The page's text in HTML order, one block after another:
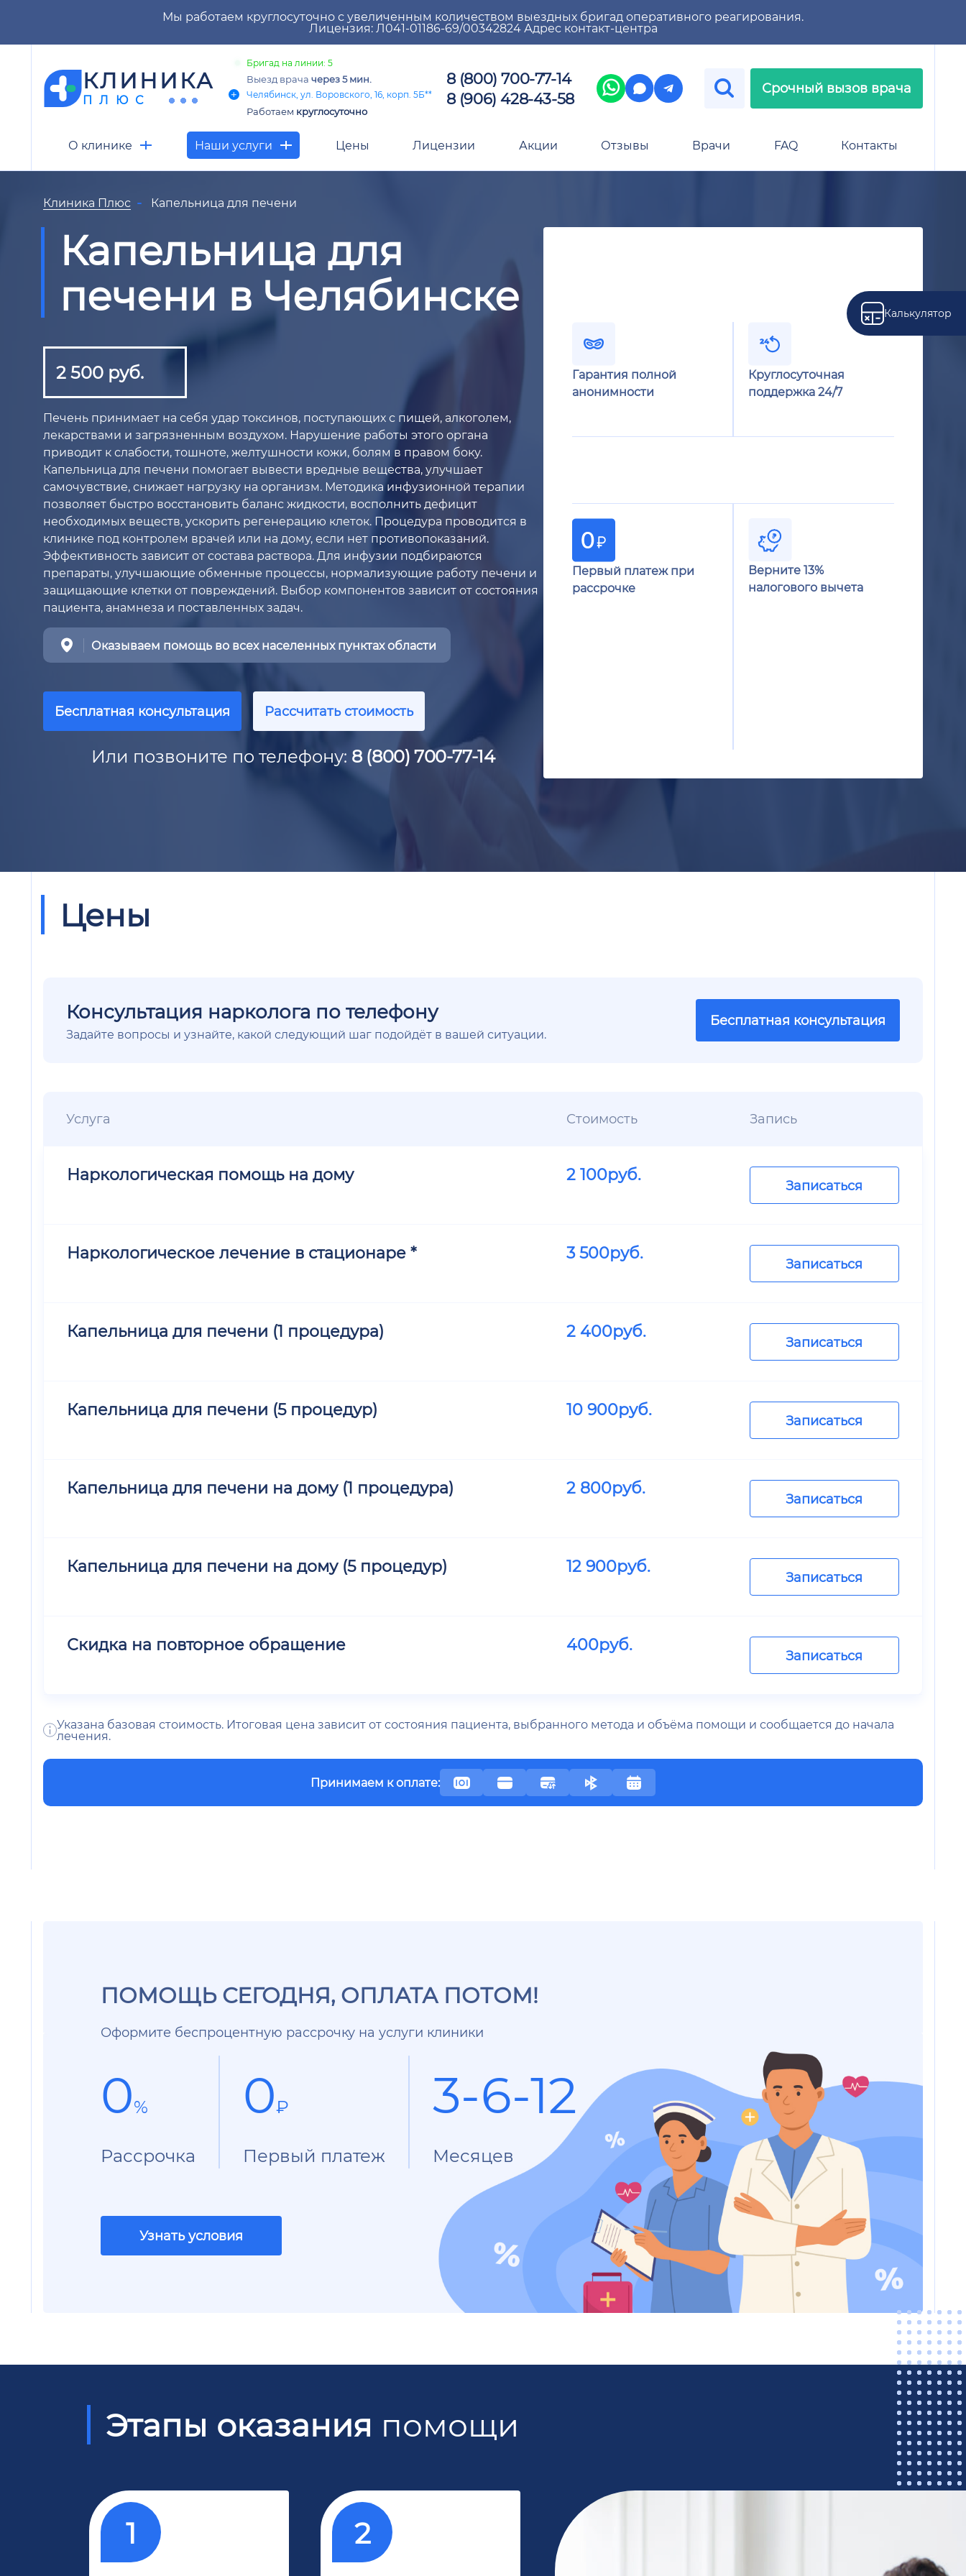
Мы работаем круглосуточно с увеличенным количеством выездных бригад оперативного реагирования.
Лицензия: Л041-01186-69/00342824 Адрес контакт-центра
КЛИНИКА
ПЛЮС
Бригад на линии: 5
Выезд врача через 5 мин.
Челябинск, ул. Воровского, 16, корп. 5Б**
Работаем круглосуточно
8 (800) 700-77-14
8 (906) 428-43-58
Срочный вызов врача
О клинике Наши услуги Цены Лицензии Акции Отзывы Врачи FAQ Контакты
Калькулятор
Клиника Плюс Капельница для печени
Капельница для
печени в Челябинске
2 500 руб.
Печень принимает на себя удар токсинов, поступающих с пищей, алкоголем,
лекарствами и загрязненным воздухом. Нарушение работы этого органа
приводит к слабости, тошноте, желтушности кожи, болям в правом боку.
Капельница для печени помогает вывести вредные вещества, улучшает
самочувствие, снижает нагрузку на организм. Методика инфузионной терапии
позволяет быстро восстановить баланс жидкости, восполнить дефицит
необходимых веществ, ускорить регенерацию клеток. Процедура проводится в
клинике под контролем врачей или на дому, если нет противопоказаний.
Эффективность зависит от состава раствора. Для инфузии подбираются
препараты, улучшающие обменные процессы, нормализующие работу печени и
защищающие клетки от повреждений. Выбор компонентов зависит от состояния
пациента, анамнеза и поставленных задач.
Оказываем помощь во всех населенных пунктах области
Бесплатная консультация Рассчитать стоимость
Или позвоните по телефону: 8 (800) 700-77-14
Гарантия полной
анонимности
Круглосуточная
поддержка 24/7
Первый платеж при
рассрочке
Верните 13%
налогового вычета
Цены
Консультация нарколога по телефону
Задайте вопросы и узнайте, какой следующий шаг подойдёт в вашей ситуации.
Бесплатная консультация
Услуга Стоимость Запись
Наркологическая помощь на дому 2 100руб.
Записаться
Наркологическое лечение в стационаре * 3 500руб.
Записаться
Капельница для печени (1 процедура) 2 400руб.
Записаться
Капельница для печени (5 процедур) 10 900руб.
Записаться
Капельница для печени на дому (1 процедура) 2 800руб.
Записаться
Капельница для печени на дому (5 процедур) 12 900руб.
Записаться
Скидка на повторное обращение 400руб.
Записаться
Указана базовая стоимость. Итоговая цена зависит от состояния пациента, выбранного метода и объёма помощи и сообщается до начала
лечения.
Принимаем к оплате:
ПОМОЩЬ СЕГОДНЯ, ОПЛАТА ПОТОМ!
Оформите беспроцентную рассрочку на услуги клиники
0%
Рассрочка
0₽
Первый платеж
3-6-12
Месяцев
Узнать условия
Этапы оказания помощи